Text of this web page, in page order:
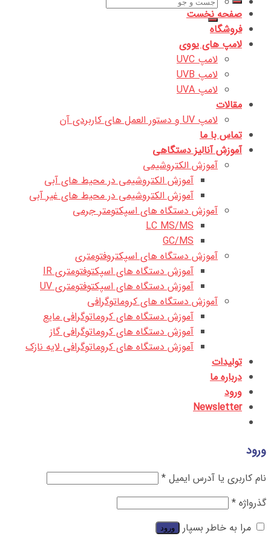
برای:
صفحه نخست
فروشگاه
لامپ های یووی
لامپ UVC
لامپ UVB
لامپ UVA
مقالات
لامپ UV و دستور العمل های کاربردی آن
تماس با ما
آموزش آنالیز دستگاهی
آموزش الکتروشیمی
آموزش الکتروشیمی در محیط های آبی
آموزش الکتروشیمی در محیط های غیر آبی
آموزش دستگاه های اسپکتومتر جرمی
LC MS/MS
GC/MS
آموزش دستگاه های اسپکتروفتومتری
آموزش دستگاه های اسپکتوفتومتری IR
آموزش دستگاه های اسپکتوفتومتری UV
آموزش دستگاه های کروماتوگرافی
آموزش دستگاه های کروماتوگرافی مایع
آموزش دستگاه های کروماتوگرافی گاز
آموزش دستگاه های کروماتوگرافی لایه نازک
تولیدات
درباره ما
ورود
Newsletter
ورود
نام کاربری یا آدرس ایمیل *
گذرواژه *
مرا به خاطر بسپار
ورود